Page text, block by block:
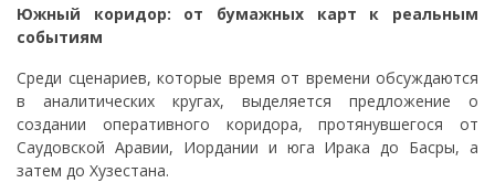
Южный коридор: от бумажных карт к реальным
событиям
Среди сценариев, которые время от времени обсуждаются
в аналитических кругах, выделяется предложение о
создании оперативного коридора, протянувшегося от
Саудовской Аравии, Иордании и юга Ирака до Басры, а
затем до Хузестана.